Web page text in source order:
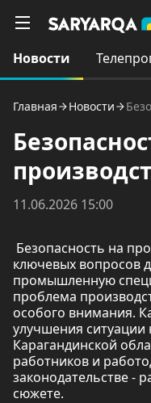
Новости
Главная Новости
11.06.2026 15:00
Безопасность на
ключевых вопросов
промышленную
проблема
особого внимания.
улучшения ситуации
Карагандинской
работников и
законодательстве -
сюжете.